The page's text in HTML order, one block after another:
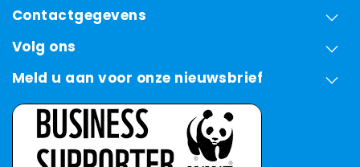
Contactgegevens
Volg ons
Meld u aan voor onze nieuwsbrief